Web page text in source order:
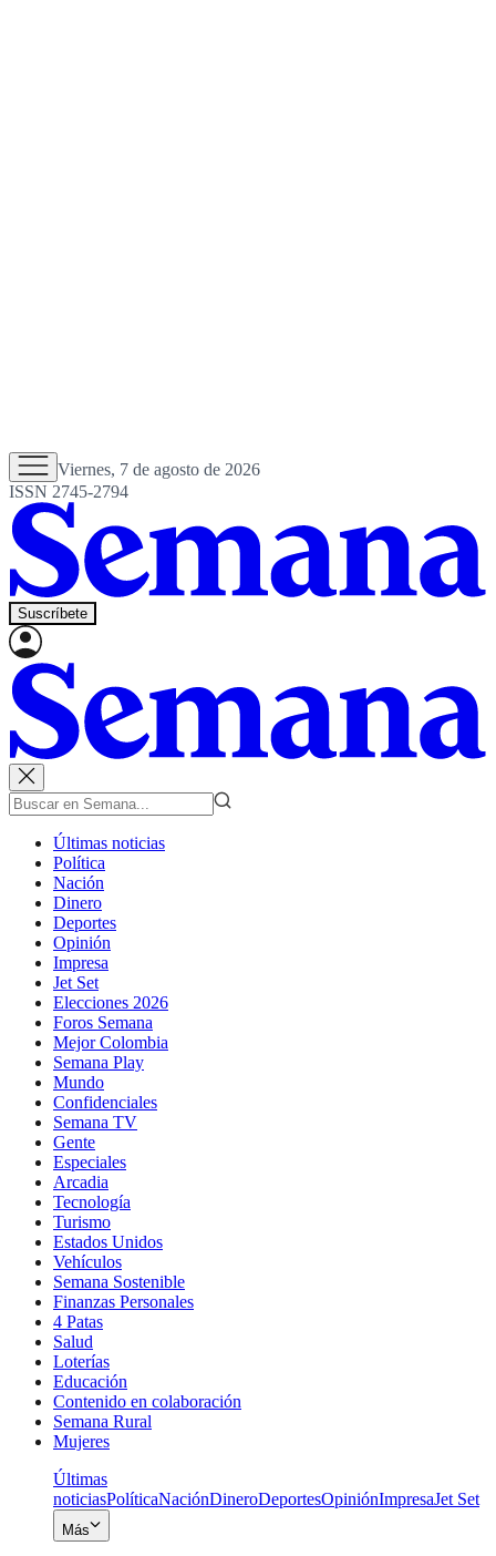
Viernes, 7 de agosto de 2026
ISSN 2745-2794
Suscríbete
Últimas noticias
Política
Nación
Dinero
Deportes
Opinión
Impresa
Jet Set
Elecciones 2026
Foros Semana
Mejor Colombia
Semana Play
Mundo
Confidenciales
Semana TV
Gente
Especiales
Arcadia
Tecnología
Turismo
Estados Unidos
Vehículos
Semana Sostenible
Finanzas Personales
4 Patas
Salud
Loterías
Educación
Contenido en colaboración
Semana Rural
Mujeres
Últimas
noticiasPolíticaNaciónDineroDeportesOpiniónImpresaJet Set
Más